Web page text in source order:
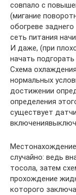
совпало с
(мигание
обогреве
сеть питания
И даже, (при
начать
Схема
нормальных
достижении
определения
существует
случайно: ведь
тосола, затем
прохождение
которого